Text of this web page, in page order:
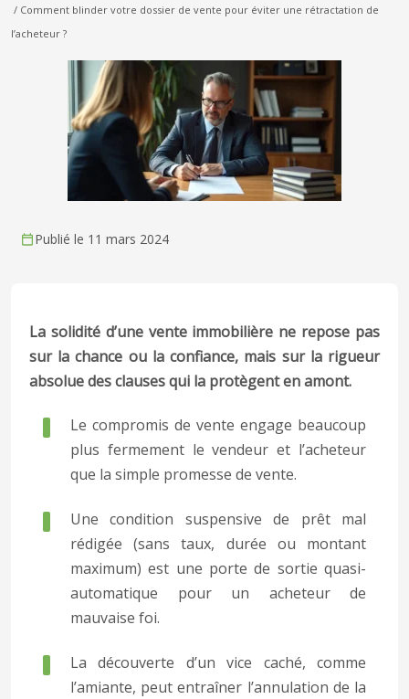
/ Comment blinder votre dossier de vente pour éviter une rétractation de
l’acheteur ?
Publié le 11 mars 2024
La solidité d’une vente immobilière ne repose pas
sur la chance ou la confiance, mais sur la rigueur
absolue des clauses qui la protègent en amont.
Le compromis de vente engage beaucoup
plus fermement le vendeur et l’acheteur
que la simple promesse de vente.
Une condition suspensive de prêt mal
rédigée (sans taux, durée ou montant
maximum) est une porte de sortie quasi-
automatique pour un acheteur de
mauvaise foi.
La découverte d’un vice caché, comme
l’amiante, peut entraîner l’annulation de la